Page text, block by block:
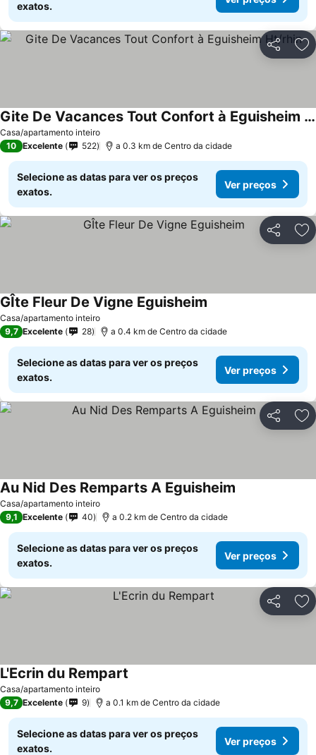
exatos.
Partilhar
Casa/apartamento inteiro
Gite De Vacances Tout Confort à Eguisheim Ht/rhin
10 Excelente 522 a 0.3 km de Centro da cidade
Selecione as datas para ver os preços
exatos.
Ver preços
Partilhar
Casa/apartamento inteiro
GÎte Fleur De Vigne Eguisheim
9,7 Excelente 28 a 0.4 km de Centro da cidade
Selecione as datas para ver os preços
exatos.
Ver preços
Partilhar
Casa/apartamento inteiro
Au Nid Des Remparts A Eguisheim
9,1 Excelente 40 a 0.2 km de Centro da cidade
Selecione as datas para ver os preços
exatos.
Ver preços
Partilhar
Casa/apartamento inteiro
L'Ecrin du Rempart
9,7 Excelente 9 a 0.1 km de Centro da cidade
Selecione as datas para ver os preços
exatos.
Ver preços